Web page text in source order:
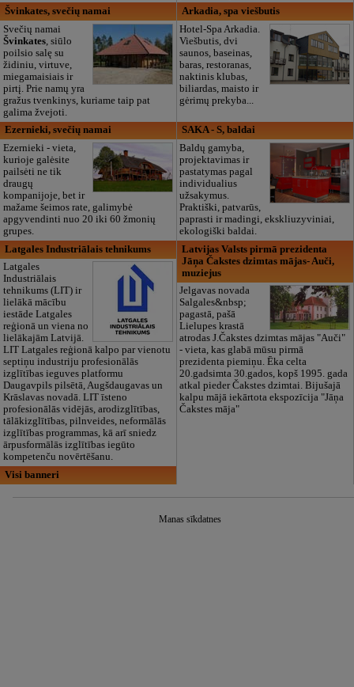
Švinkates, svečių namai
Svečių namai
Švinkates, siūlo
poilsio salę su
židiniu, virtuve,
miegamaisiais ir
pirtį. Prie namų yra
gražus tvenkinys, kuriame taip pat
galima žvejoti.
Arkadia, spa viešbutis
Hotel-Spa Arkadia.
Viešbutis, dvi
saunos, baseinas,
baras, restoranas,
naktinis klubas,
biliardas, maisto ir
gėrimų prekyba...
Ezernieki, svečių namai
Ezernieki - vieta,
kurioje galėsite
pailsėti ne tik
draugų
kompanijoje, bet ir
mažame šeimos rate, galimybė
apgyvendinti nuo 20 iki 60 žmonių
grupes.
SAKA - S, baldai
Baldų gamyba,
projektavimas ir
pastatymas pagal
individualius
užsakymus.
Praktiški, patvarūs,
paprasti ir madingi, ekskliuzyviniai,
ekologiški baldai.
Latgales Industriālais tehnikums
Latgales
Industriālais
tehnikums (LIT) ir
lielākā mācību
iestāde Latgales
reģionā un viena no
lielākajām Latvijā.
LIT Latgales reģionā kalpo par vienotu
septiņu industriju profesionālās
izglītības ieguves platformu
Daugavpils pilsētā, Augšdaugavas un
Krāslavas novadā. LIT īsteno
profesionālās vidējās, arodizglītības,
tālākizglītības, pilnveides, neformālās
izglītības programmas, kā arī sniedz
ārpusformālās izglītības iegūto
kompetenču novērtēšanu.
Latvijas Valsts pirmā prezidenta
Jāņa Čakstes dzimtas mājas- Auči,
muziejus
Jelgavas novada
Salgales&nbsp;
pagastā, pašā
Lielupes krastā
atrodas J.Čakstes dzimtas mājas "Auči"
- vieta, kas glabā mūsu pirmā
prezidenta piemiņu. Ēka celta
20.gadsimta 30.gados, kopš 1995. gada
atkal pieder Čakstes dzimtai. Bijušajā
kalpu mājā iekārtota ekspozīcija "Jāņa
Čakstes māja"
Visi banneri
Manas sīkdatnes